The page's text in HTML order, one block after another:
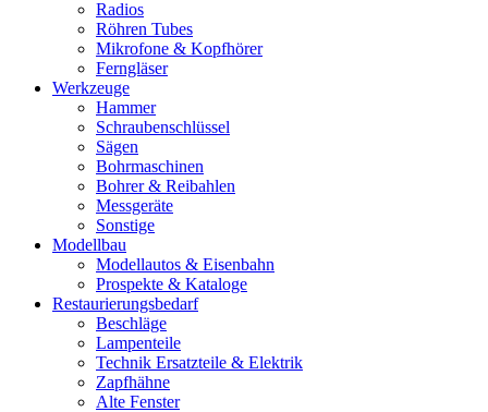
Radios
Röhren Tubes
Mikrofone & Kopfhörer
Ferngläser
Werkzeuge
Hammer
Schraubenschlüssel
Sägen
Bohrmaschinen
Bohrer & Reibahlen
Messgeräte
Sonstige
Modellbau
Modellautos & Eisenbahn
Prospekte & Kataloge
Restaurierungsbedarf
Beschläge
Lampenteile
Technik Ersatzteile & Elektrik
Zapfhähne
Alte Fenster